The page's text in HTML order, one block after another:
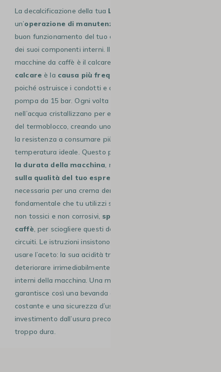
La decalcificazione della tua Lavazza A Modo Mio Tiny
un’operazione di manutenzione vitale
buon funzionamento del tuo apparecchio e la longevità
dei suoi componenti interni. Il nemico principale per le
macchine da caffè è il calcare : in effetti, l’
calcare è la causa più frequente di guasti tecnici
poiché ostruisce i condotti e affatica prematuramente la
pompa da 15 bar. Ogni volta che la usi, i minerali presenti
nell’acqua cristallizzano per effetto del calore all’interno
del termoblocco, creando uno strato isolante che obbliga
la resistenza a consumare più energia per raggiungere la
temperatura ideale. Questo processo non solo
la durata della macchina, ma
sulla qualità del tuo espresso
necessaria per una crema densa e vellutata. È
fondamentale che tu utilizzi solo
non tossici e non corrosivi, specifici per macchine da
caffè, per sciogliere questi depositi senza danneggiare i
circuiti. Le istruzioni insistono formalmente sul divieto di
usare l’aceto: la sua acidità troppo aggressiva potrebbe
deteriorare irrimediabilmente le guarnizioni e i condotti
interni della macchina. Una manutenzione regolare ti
garantisce così una bevanda gustosa, una temperatura
costante e una sicurezza d’uso totale, proteggendo il tuo
investimento dall’usura precoce causata da un’acqua
troppo dura.